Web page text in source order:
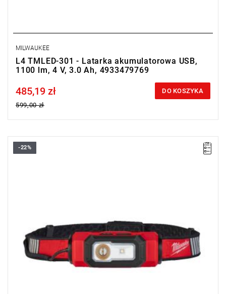
MILWAUKEE
L4 TMLED-301 - Latarka akumulatorowa USB,
1100 lm, 4 V, 3.0 Ah, 4933479769
Price tax included
485,19 zł
599,00 zł
DO KOSZYKA
Akumulatorowa latarka-czołówka o wysokiej jakości
-22%